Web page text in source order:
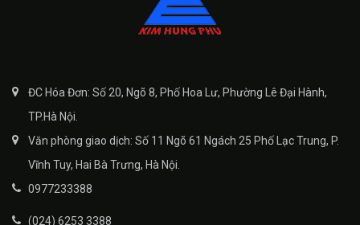
ĐC Hóa Đơn: Số 20, Ngõ 8, Phố Hoa Lư, Phường Lê Đại Hành,
TP.Hà Nội.
Văn phòng giao dịch: Số 11 Ngõ 61 Ngách 25 Phố Lạc Trung, P.
Vĩnh Tuy, Hai Bà Trưng, Hà Nội.
0977233388
(024) 6253 3388